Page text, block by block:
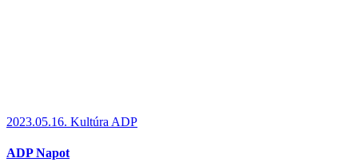
2023.05.16. Kultúra ADP
ADP Napot